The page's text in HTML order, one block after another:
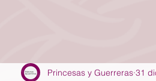
Princesas y Guerreras 31